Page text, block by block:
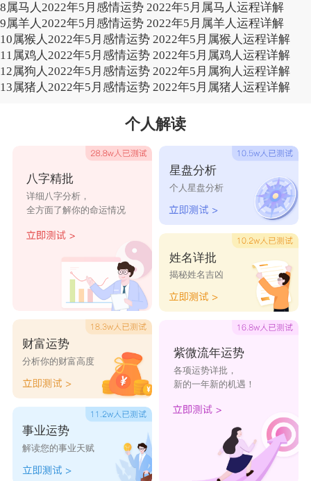
8属马人2022年5月感情运势 2022年5月属马人运程详解
9属羊人2022年5月感情运势 2022年5月属羊人运程详解
10属猴人2022年5月感情运势 2022年5月属猴人运程详解
11属鸡人2022年5月感情运势 2022年5月属鸡人运程详解
12属狗人2022年5月感情运势 2022年5月属狗人运程详解
13属猪人2022年5月感情运势 2022年5月属猪人运程详解
个人解读
八字精批
详细八字分析，
全方面了解你的命运情况
财富运势
分析你的财富高度
事业运势
解读您的事业天赋
星盘分析
个人星盘分析
姓名详批
揭秘姓名吉凶
紫微流年运势
各项运势详批，
新的一年新的机遇！